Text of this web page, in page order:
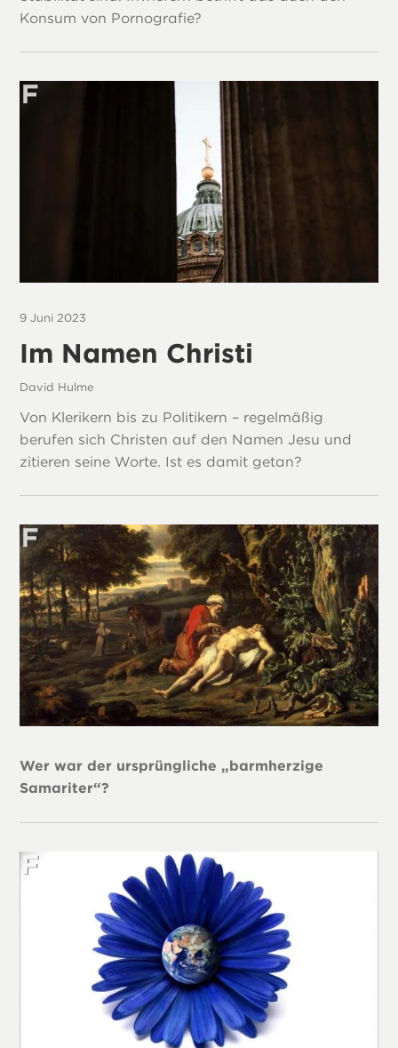
Konsum von Pornografie?
9 Juni 2023
Im Namen Christi
David Hulme
Von Klerikern bis zu Politikern – regelmäßig
berufen sich Christen auf den Namen Jesu und
zitieren seine Worte. Ist es damit getan?
Wer war der ursprüngliche „barmherzige
Samariter“?